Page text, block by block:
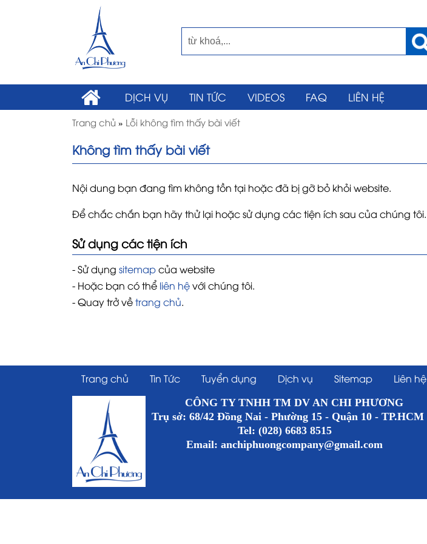
DỊCH VỤ TIN TỨC VIDEOS FAQ LIÊN HỆ
Trang chủ » Lỗi không tìm thấy bài viết
Không tìm thấy bài viết
Nội dung bạn đang tìm không tồn tại hoặc đã bị gỡ bỏ khỏi website.
Để chắc chắn bạn hãy thử lại hoặc sử dụng các tiện ích sau của chúng tôi.
Sử dụng các tiện ích
- Sử dụng sitemapcủa website
- Hoặc bạn có thể liên hệvới chúng tôi.
- Quay trở vềtrang chủ.
Trang chủ Tin Tức Tuyển dụng Dịch vụ Sitemap Liên hệ
CÔNG TY TNHH TM DV AN CHI PHƯƠNG
Trụ sở: 68/42 Đồng Nai - Phường 15 - Quận 10 - TP.HCM
Tel: (028) 6683 8515
Email: anchiphuongcompany@gmail.com